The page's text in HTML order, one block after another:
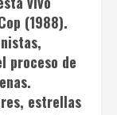
(1988).
proceso de
estrellas